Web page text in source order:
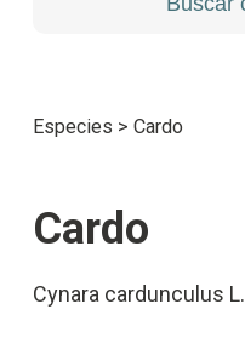
Especies > Cardo
Cardo
Cynara cardunculus L.